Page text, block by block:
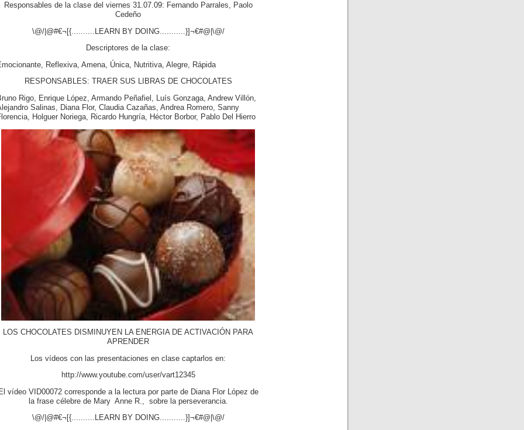
Responsables de la clase del viernes 31.07.09: Fernando Parrales, Paolo
Cedeño
\@/|@#€¬[{..........LEARN BY DOING...........}]¬€#@|\@/
Descriptores de la clase:
Reflexiva, Amena, Única, Nutritiva, Alegre, Rápida
RESPONSABLES: TRAER SUS LIBRAS DE CHOCOLATES
Rigo, Enrique López, Armando Peñafiel, Luís Gonzaga, Andrew Villón,
Salinas, Diana Flor, Claudia Cazañas, Andrea Romero, Sanny
Holguer Noriega, Ricardo Hungría, Héctor Borbor, Pablo Del Hierro
LOS CHOCOLATES DISMINUYEN LA ENERGIA DE ACTIVACIÓN PARA
APRENDER
Los vídeos con las presentaciones en clase captarlos en:
http://www.youtube.com/user/vart12345
vídeo VID00072 corresponde a la lectura por parte de Diana Flor López de
la frase célebre de Mary Anne R., sobre la perseverancia.
\@/|@#€¬[{..........LEARN BY DOING...........}]¬€#@|\@/